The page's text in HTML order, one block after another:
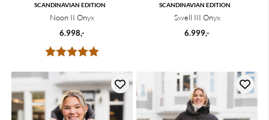
Karakter:
SCANDINAVIAN EDITION
Noon II Onyx
6.998,-
SCANDINAVIAN EDITION
Swell III Onyx
6.999,-